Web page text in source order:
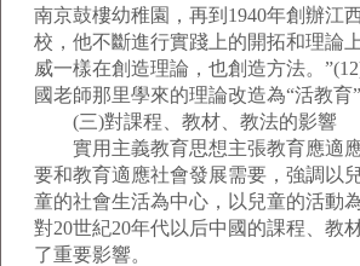
南京鼓樓幼稚園，再到1940年創辦江
校，他不斷進行實踐上的開拓和理論
威一樣在創造理論，也創造方法。
國老師那里學來的理論改造為“活教育”
(三)對課程、教材、教法的影響
實用主義教育思想主張教育應適
要和教育適應社會發展需要，強調以
童的社會生活為中心，以兒童的活動
對20世紀20年代以后中國的課程、教
了重要影響。